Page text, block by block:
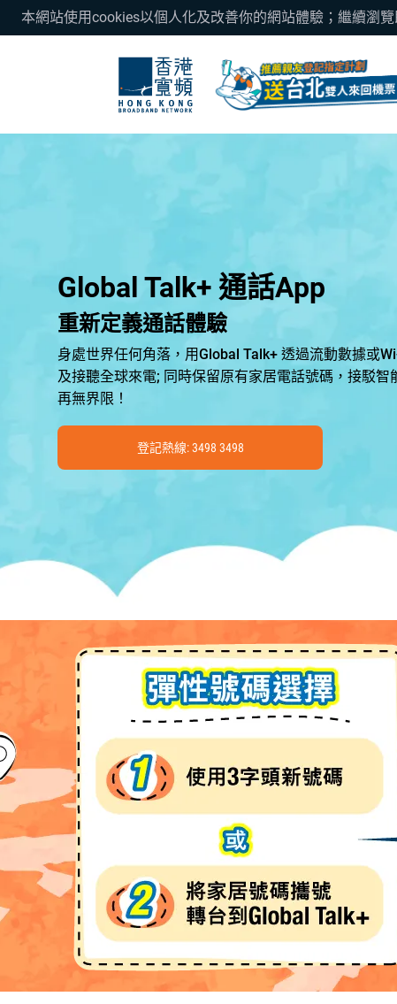
本網站使用cookies以個人化及改善你的網站體驗；繼續瀏
Global Talk+ 通話App
重新定義通話體驗
身處世界任何角落，用Global Talk+ 透過流動數據或
及接聽全球來電; 同時保留原有家居電話號碼，接駁
再無界限！
登記熱線: 3498 3498